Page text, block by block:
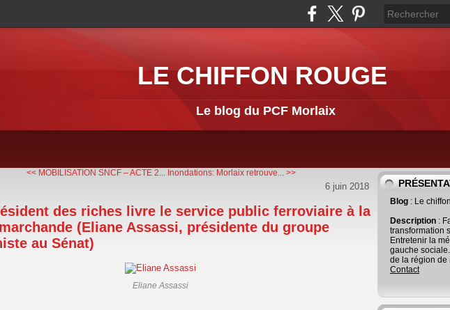
LE CHIFFON ROUGE
Le blog du PCF Morlaix
<< MOBILISATION SNCF – ACTE 2... Inondations: Morlaix retrouve... >>
6 juin 2018
des riches livre le service public ferroviaire à la
(Eliane Assassi, présidente du groupe
au Sénat)
Eliane Assassi
Blog : Le
Description :
transformation
Entretenir la
gauche
de la région de
Contact